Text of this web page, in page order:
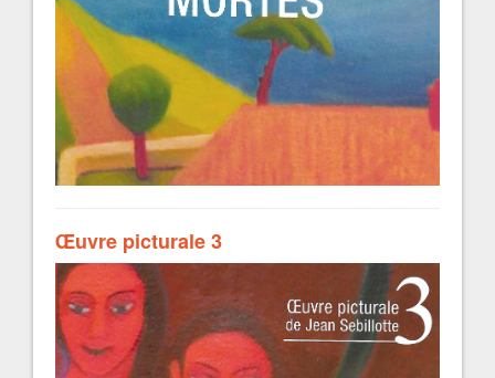
Œuvre picturale 3